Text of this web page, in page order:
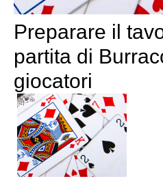
Preparare il
partita di
giocatori